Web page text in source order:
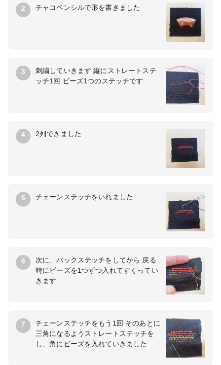
2 チャコペンシルで形を書きました
3
刺繍していきます 縦にストレートステ
ッチ1回 ビーズ1つのステッチです
4 2列できました
5 チェーンステッチをいれました
6
次に、バックステッチをしてから 戻る
時にビーズを1つずつ入れてすくってい
きます
7
チェーンステッチをもう1回 そのあとに
三角になるようストレートステッチを
し、角にビーズを入れていきました